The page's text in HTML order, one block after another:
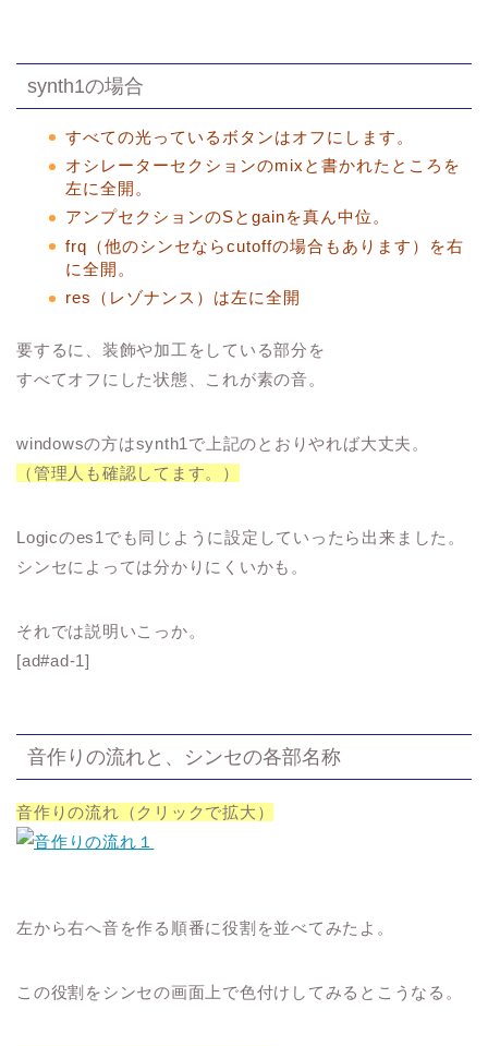
synth1の場合
すべての光っているボタンはオフにします。
オシレーターセクションのmixと書かれたところを
左に全開。
アンプセクションのSとgainを真ん中位。
frq（他のシンセならcutoffの場合もあります）を右
に全開。
res（レゾナンス）は左に全開
要するに、装飾や加工をしている部分を
すべてオフにした状態、これが素の音。
windowsの方はsynth1で上記のとおりやれば大丈夫。
（管理人も確認してます。）
Logicのes1でも同じように設定していったら出来ました。
シンセによっては分かりにくいかも。
それでは説明いこっか。
[ad#ad-1]
音作りの流れと、シンセの各部名称
音作りの流れ（クリックで拡大）
左から右へ音を作る順番に役割を並べてみたよ。
この役割をシンセの画面上で色付けしてみるとこうなる。